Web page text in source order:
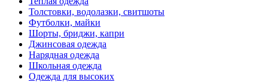
Толстовки, водолазки, свитшоты
Футболки, майки
Шорты, бриджи, капри
Джинсовая одежда
Нарядная одежда
Школьная одежда
Одежда для высоких